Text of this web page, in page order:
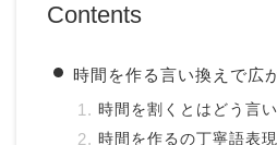
Contents
時間を作る言い換えで広
時間を割くとはどう言
時間を作るの丁寧語表